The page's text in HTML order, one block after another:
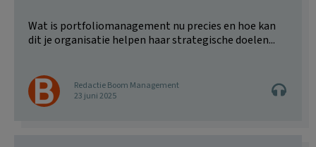
Wat is portfoliomanagement nu precies en hoe kan
dit je organisatie helpen haar strategische doelen...
Redactie Boom Management
23 juni 2025